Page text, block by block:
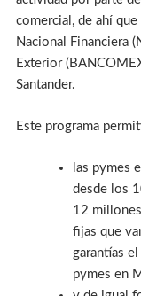
comercial, de ahí
Nacional Financiera
Exterior
Santander.
Este programa
las pymes
desde los
12
fijas que
garantías
pymes en